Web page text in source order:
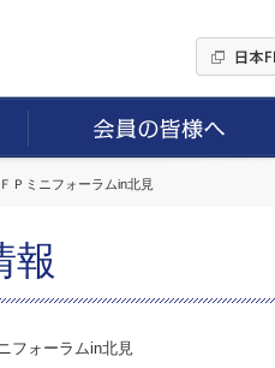
ＦＰミニフォーラムin北見
報
フォーラムin北見